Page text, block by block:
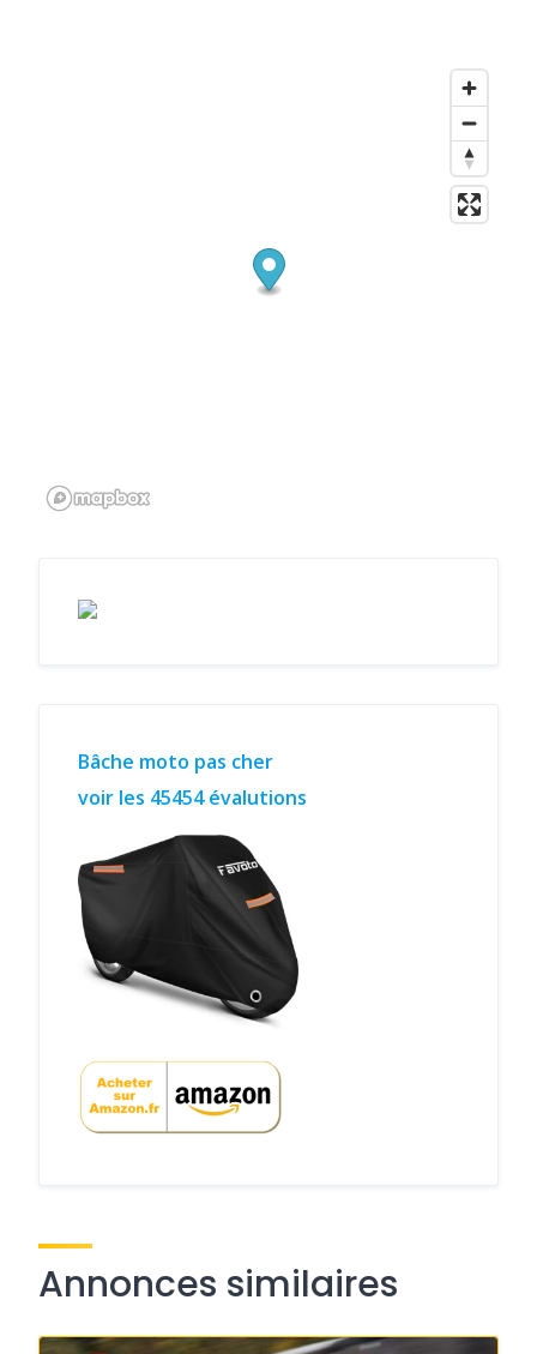
Bâche moto pas cher
voir les 45454 évalutions
Annonces similaires